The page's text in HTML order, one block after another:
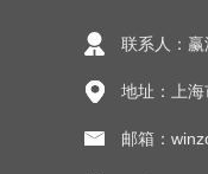
联系人：赢
地址：上
邮箱：